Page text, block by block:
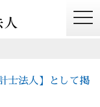
士法人】として掲